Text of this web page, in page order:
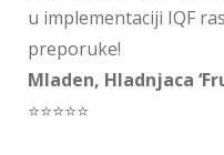
u implementaciji IQF
preporuke!
Mladen, Hladnjaca
⭐⭐⭐⭐⭐